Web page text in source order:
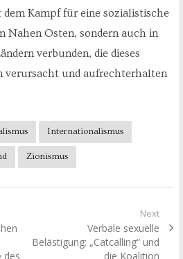
Kampf für eine sozialistische
Nahen Osten, sondern auch in
verbunden, die dieses
verursacht und aufrechterhalten
Internationalismus
Zionismus
des
Next
Next
post:
Verbale sexuelle
Belästigung: „Catcalling“ und
die Koalition